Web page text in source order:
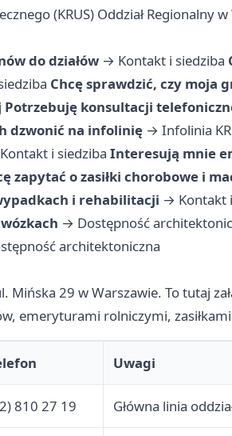
(KRUS) Oddział Regionalny
do działów → Kontakt i siedziba
Chcę sprawdzić, czy moja
Potrzebuję konsultacji
dzwonić na infolinię → Infolinia
Kontakt i siedziba Interesują mnie
zapytać o zasiłki chorobowe i
i rehabilitacji → Kontakt
→ Dostępność
architektoniczna
Mińska 29 w Warszawie. To tutaj
emeryturami rolniczymi,
Uwagi
810 27 19 Główna linia